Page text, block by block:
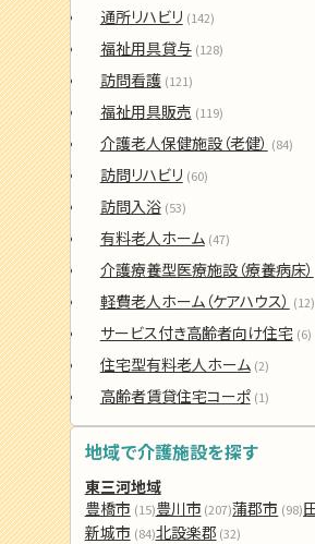
通所リハビリ (142)
福祉用具貸与 (128)
訪問看護 (121)
福祉用具販売 (119)
介護老人保健施設（老健） (84)
訪問リハビリ (60)
訪問入浴 (53)
有料老人ホーム (47)
介護療養型医療施設（療養病床）
軽費老人ホーム（ケアハウス） (12)
サービス付き高齢者向け住宅 (6)
住宅型有料老人ホーム (2)
高齢者賃貸住宅コーポ (1)
地域で介護施設を探す
東三河地域
豊橋市 (15)豊川市 (207)蒲郡市 (98)
新城市 (84)北設楽郡 (32)